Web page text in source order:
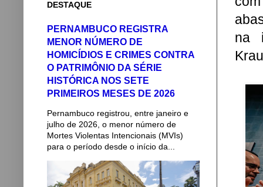
na
DESTAQUE
PERNAMBUCO REGISTRA
MENOR NÚMERO DE
HOMICÍDIOS E CRIMES CONTRA
O PATRIMÔNIO DA SÉRIE
HISTÓRICA NOS SETE
PRIMEIROS MESES DE 2026
Pernambuco registrou, entre janeiro e
julho de 2026, o menor número de
Mortes Violentas Intencionais (MVIs)
para o período desde o início da...